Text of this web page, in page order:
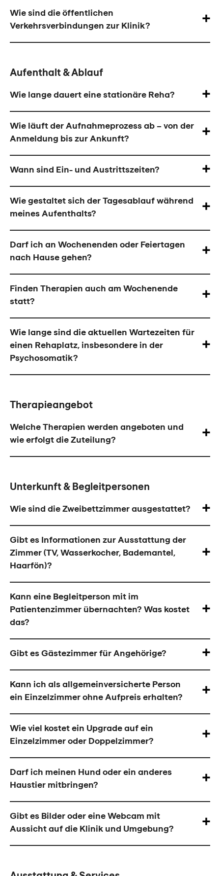
Wie sind die öffentlichen
Verkehrsverbindungen zur Klinik?
Aufenthalt & Ablauf
Wie lange dauert eine stationäre Reha?
Wie läuft der Aufnahmeprozess ab – von der
Anmeldung bis zur Ankunft?
Wann sind Ein- und Austrittszeiten?
Wie gestaltet sich der Tagesablauf während
meines Aufenthalts?
Darf ich an Wochenenden oder Feiertagen
nach Hause gehen?
Finden Therapien auch am Wochenende
statt?
Wie lange sind die aktuellen Wartezeiten für
einen Rehaplatz, insbesondere in der
Psychosomatik?
Therapieangebot
Welche Therapien werden angeboten und
wie erfolgt die Zuteilung?
Unterkunft & Begleitpersonen
Wie sind die Zweibettzimmer ausgestattet?
Gibt es Informationen zur Ausstattung der
Zimmer (TV, Wasserkocher, Bademantel,
Haarfön)?
Kann eine Begleitperson mit im
Patientenzimmer übernachten? Was kostet
das?
Gibt es Gästezimmer für Angehörige?
Kann ich als allgemeinversicherte Person
ein Einzelzimmer ohne Aufpreis erhalten?
Wie viel kostet ein Upgrade auf ein
Einzelzimmer oder Doppelzimmer?
Darf ich meinen Hund oder ein anderes
Haustier mitbringen?
Gibt es Bilder oder eine Webcam mit
Aussicht auf die Klinik und Umgebung?